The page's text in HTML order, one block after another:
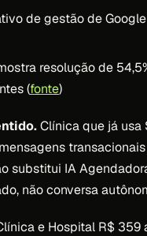
de gestão de
resolução de
(fonte)
Clínica que já usa
transacionais
substitui IA
não conversa
e Hospital R$ 359